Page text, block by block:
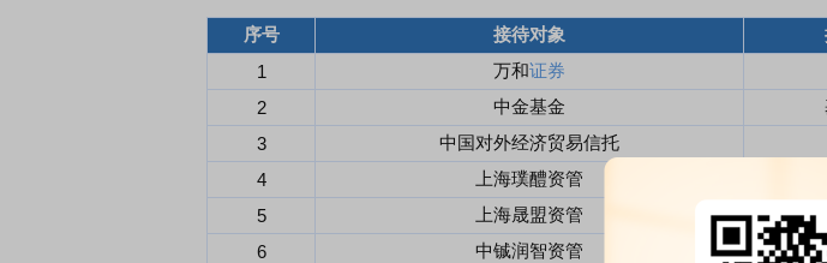
序号 接待对象
1
万和证券
2
中金基金
3
中国对外经济贸易信托
4
上海璞醴资管
5
上海晟盟资管
6
中铖润智资管